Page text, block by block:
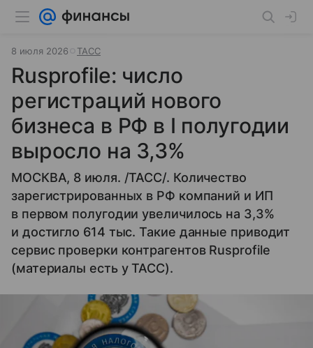
8 июля 2026 ТАСС
Rusprofile: число
регистраций нового
бизнеса в РФ в I полугодии
выросло на 3,3%
МОСКВА, 8 июля. /ТАСС/. Количество
зарегистрированных в РФ компаний и ИП
в первом полугодии увеличилось на 3,3%
и достигло 614 тыс. Такие данные приводит
сервис проверки контрагентов Rusprofile
(материалы есть у ТАСС).